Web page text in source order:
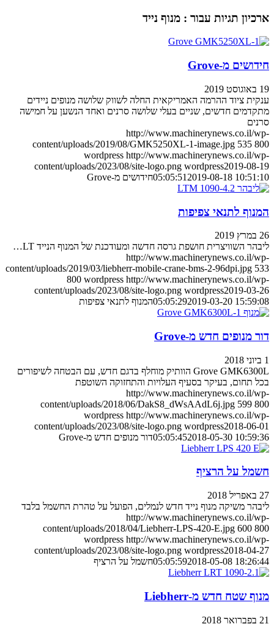
ארכיון תגיות עבור : מנוף נייד
חידושים מ-Grove
19 באוגוסט 2019
ענקית ציוד ההרמה האמריקאית החלה לשווק שלושה מנופים ניידים
מתקדמים חדשים, שניים בעלי שלושה סרנים ואחד הנשען על חמישה
סרנים
http://www.machinerynews.co.il/wp-
content/uploads/2019/08/GMK5250XL-1-image.jpg 535 800
wordpress http://www.machinerynews.co.il/wp-
content/uploads/2023/08/site-logo.png wordpress2019-08-19
05:05:512019-08-18 10:51:10 חידושים מ-Grove
המנוף לתנאי צפיפות
26 במרץ 2019
ליבהר השוויצרית חושפת גרסה חדשה ומעודכנת של המנוף הנייד LT…
http://www.machinerynews.co.il/wp-
content/uploads/2019/03/liebherr-mobile-crane-bms-2-96dpi.jpg 533
800 wordpress http://www.machinerynews.co.il/wp-
content/uploads/2023/08/site-logo.png wordpress2019-03-26
05:05:292019-03-20 15:59:08 המנוף לתנאי צפיפות
דור מנופים חדש מ-Grove
Grove GMK6300L הוותיק מוחלף בדגם חדש, עם הבטחה לשיפורים
בכל תחום, בעיקר בסעיף העלויות והתחזוקה השוטפת
http://www.machinerynews.co.il/wp-
content/uploads/2018/06/DakS8_dWsAAdL6j.jpg 599 800
wordpress http://www.machinerynews.co.il/wp-
content/uploads/2023/08/site-logo.png wordpress2018-06-01
05:05:452018-05-30 10:59:36 דור מנופים חדש מ-Grove
חשמל על הרציף
27 באפריל 2018
ליבהר משיקה מנוף נייד חדש לנמלים, הפועל על טהרת החשמל בלבד
http://www.machinerynews.co.il/wp-
content/uploads/2018/04/Liebherr-LPS-420-E.jpg 600 800
wordpress http://www.machinerynews.co.il/wp-
content/uploads/2023/08/site-logo.png wordpress2018-04-27
05:05:592018-05-08 18:26:44 חשמל על הרציף
מנוף שטח חדש מ-Liebherr
21 בפברואר 2018